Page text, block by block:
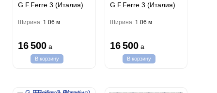
G.F.Ferre 3 (Италия)
Ширина: 1.06 м
16 500 a
В корзину
G.F.Ferre 3 (Италия)
Ширина: 1.06 м
16 500 a
В корзину